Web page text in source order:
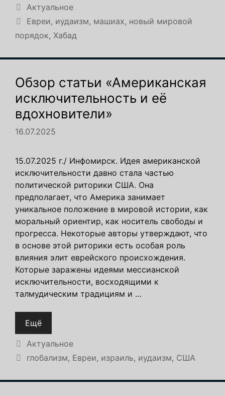
Рубрики
Актуальное
Метки
Евреи, иудаизм, машиах, новый мировой
порядок, Хабад
Обзор статьи «Американская
исключительность и её
вдохновители»
16.07.2025
15.07.2025 г./ Инфомирск. Идея американской
исключительности давно стала частью
политической риторики США. Она
предполагает, что Америка занимает
уникальное положение в мировой истории, как
моральный ориентир, как носитель свободы и
прогресса. Некоторые авторы утверждают, что
в основе этой риторики есть особая роль
влияния элит еврейского происхождения.
Которые заражены идеями мессианской
исключительности, восходящими к
талмудическим традициям и …
Ещё
Рубрики
Актуальное
Метки
глобализм, Евреи, израиль, иудаизм, США